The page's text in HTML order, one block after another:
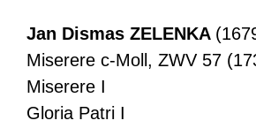
Jan Dismas ZELENKA
Miserere c-Moll, ZWV 57
Miserere I
Gloria Patri I